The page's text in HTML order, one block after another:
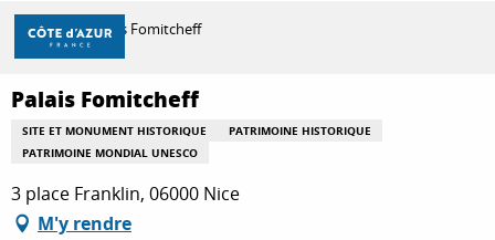
Aller
contenu
principal
DÉCOUVRIR
À FAIRE
Accueil Palais Fomitcheff
Palais Fomitcheff
SITE ET MONUMENT HISTORIQUE
PATRIMOINE HISTORIQUE
PATRIMOINE MONDIAL UNESCO
3 place Franklin, 06000 Nice
M'y rendre